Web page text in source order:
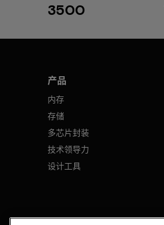
3500
产品
内存
存储
多芯片封装
技术领导力
设计工具